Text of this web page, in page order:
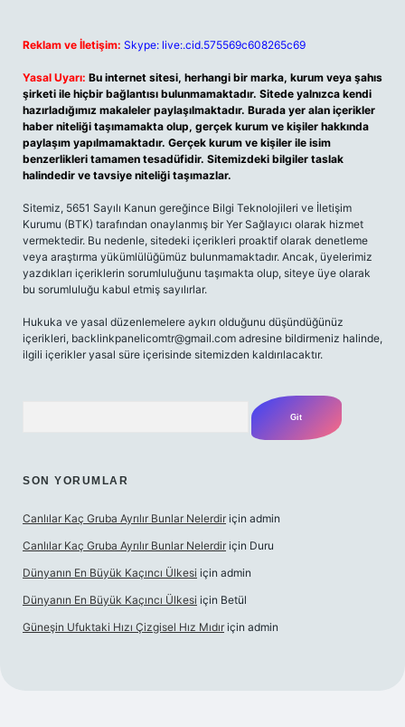
Reklam ve İletişim: Skype: live:.cid.575569c608265c69
Yasal Uyarı: Bu internet sitesi, herhangi bir marka, kurum veya şahıs
şirketi ile hiçbir bağlantısı bulunmamaktadır. Sitede yalnızca kendi
hazırladığımız makaleler paylaşılmaktadır. Burada yer alan içerikler
haber niteliği taşımamakta olup, gerçek kurum ve kişiler hakkında
paylaşım yapılmamaktadır. Gerçek kurum ve kişiler ile isim
benzerlikleri tamamen tesadüfidir. Sitemizdeki bilgiler taslak
halindedir ve tavsiye niteliği taşımazlar.
Sitemiz, 5651 Sayılı Kanun gereğince Bilgi Teknolojileri ve İletişim
Kurumu (BTK) tarafından onaylanmış bir Yer Sağlayıcı olarak hizmet
vermektedir. Bu nedenle, sitedeki içerikleri proaktif olarak denetleme
veya araştırma yükümlülüğümüz bulunmamaktadır. Ancak, üyelerimiz
yazdıkları içeriklerin sorumluluğunu taşımakta olup, siteye üye olarak
bu sorumluluğu kabul etmiş sayılırlar.
Hukuka ve yasal düzenlemelere aykırı olduğunu düşündüğünüz
içerikleri, backlinkpanelicomtr@gmail.com adresine bildirmeniz halinde,
ilgili içerikler yasal süre içerisinde sitemizden kaldırılacaktır.
SON YORUMLAR
Canlılar Kaç Gruba Ayrılır Bunlar Nelerdir için admin
Canlılar Kaç Gruba Ayrılır Bunlar Nelerdir için Duru
Dünyanın En Büyük Kaçıncı Ülkesi için admin
Dünyanın En Büyük Kaçıncı Ülkesi için Betül
Güneşin Ufuktaki Hızı Çizgisel Hız Mıdır için admin